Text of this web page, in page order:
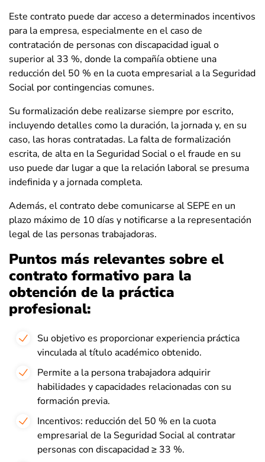
Este contrato puede dar acceso a determinados incentivos
para la empresa, especialmente en el caso de
contratación de personas con discapacidad igual o
superior al 33 %, donde la compañía obtiene una
reducción del 50 % en la cuota empresarial a la Seguridad
Social por contingencias comunes.
Su formalización debe realizarse siempre por escrito,
incluyendo detalles como la duración, la jornada y, en su
caso, las horas contratadas. La falta de formalización
escrita, de alta en la Seguridad Social o el fraude en su
uso puede dar lugar a que la relación laboral se presuma
indefinida y a jornada completa.
Además, el contrato debe comunicarse al SEPE en un
plazo máximo de 10 días y notificarse a la representación
legal de las personas trabajadoras.
Puntos más relevantes sobre el
contrato formativo para la
obtención de la práctica
profesional:
Su objetivo es proporcionar experiencia práctica
vinculada al título académico obtenido.
Permite a la persona trabajadora adquirir
habilidades y capacidades relacionadas con su
formación previa.
Incentivos: reducción del 50 % en la cuota
empresarial de la Seguridad Social al contratar
personas con discapacidad ≥ 33 %.